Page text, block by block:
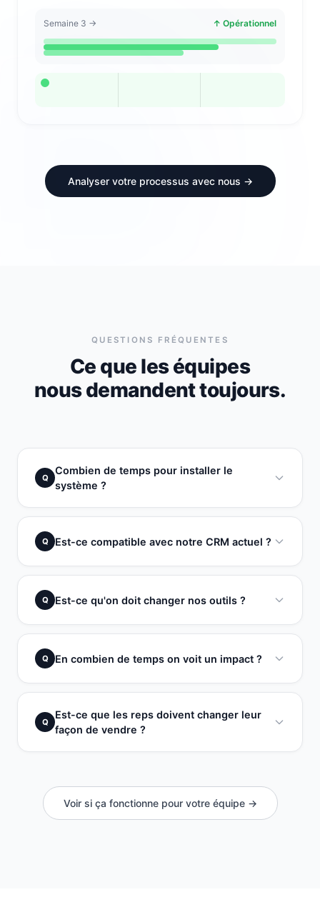
Semaine 3 → ↑ Opérationnel
Analyser votre processus avec nous →
QUESTIONS FRÉQUENTES
Ce que les équipes
nous demandent toujours.
Q
Combien de temps pour installer le
système ?
Q Est-ce compatible avec notre CRM actuel ?
Q Est-ce qu'on doit changer nos outils ?
Q En combien de temps on voit un impact ?
Q
Est-ce que les reps doivent changer leur
façon de vendre ?
Voir si ça fonctionne pour votre équipe →